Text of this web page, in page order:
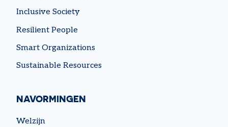
Inclusive Society
Resilient People
Smart Organizations
Sustainable Resources
NAVORMINGEN
Welzijn